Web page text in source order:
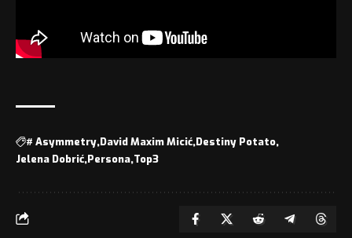
# Asymmetry David Maxim Micić Destiny Potato
Jelena Dobrić Persona Top3